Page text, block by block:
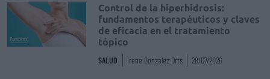
Control de la hiperhidrosis:
fundamentos terapéuticos y claves
de eficacia en el tratamiento
tópico
SALUD Irene González Orts 28/07/2026